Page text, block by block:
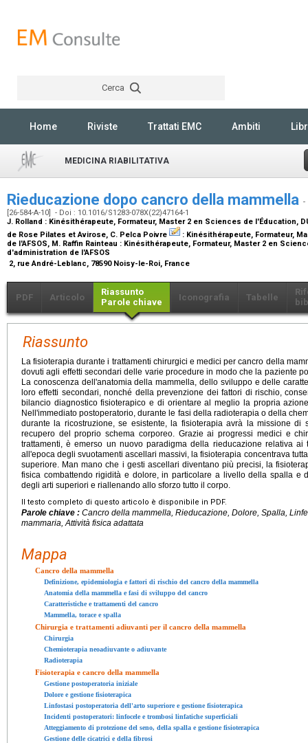
Cerca
Home Riviste Trattati EMC Ambiti
MEDICINA RIABILITATIVA
Rieducazione dopo cancro della mammella -
[26-584-A-10] - Doi : 10.1016/S1283-078X(22)47164-1
J. Rolland : Kinésithérapeute, Formateur, Master 2 en Sciences de l'Éducation,
de Rose Pilates et Avirose, C. Pelca Poivre : Kinésithérapeute, Formateur,
de l'AFSOS, M. Raffin Rainteau : Kinésithérapeute, Formateur, Master 2 en
d'administration de l'AFSOS
2, rue André-Leblanc, 78590 Noisy-le-Roi, France
PDF Articolo
Riassunto
Parole chiave
Iconografia Tabelle
Riassunto
La fisioterapia durante i trattamenti chirurgici e medici per cancro della
dovuti agli effetti secondari delle varie procedure in modo che la paziente
La conoscenza dell'anatomia della mammella, dello sviluppo e delle
loro effetti secondari, nonché della prevenzione dei fattori di rischio,
bilancio diagnostico fisioterapico e di orientare al meglio la propria
Nell'immediato postoperatorio, durante le fasi della radioterapia o della
durante la ricostruzione, se esistente, la fisioterapia avrà la missione di
recupero del proprio schema corporeo. Grazie ai progressi medici e
trattamenti, è emerso un nuovo paradigma della rieducazione relativa ai
all'epoca degli svuotamenti ascellari massivi, la fisioterapia concentrava
superiore. Man mano che i gesti ascellari diventano più precisi, la
fisica combattendo rigidità e dolore, in particolare a livello della spalla e
degli arti superiori e riallenando allo sforzo tutto il corpo.
Il testo completo di questo articolo è disponibile in PDF.
Parole chiave : Cancro della mammella, Rieducazione, Dolore, Spalla,
mammaria, Attività fisica adattata
Mappa
Cancro della mammella
Definizione, epidemiologia e fattori di rischio del cancro della mammella
Anatomia della mammella e fasi di sviluppo del cancro
Caratteristiche e trattamenti del cancro
Mammella, torace e spalla
Chirurgia e trattamenti adiuvanti per il cancro della mammella
Chirurgia
Chemioterapia neoadiuvante o adiuvante
Radioterapia
Fisioterapia e cancro della mammella
Gestione postoperatoria iniziale
Dolore e gestione fisioterapica
Linfostasi postoperatoria dell'arto superiore e gestione fisioterapica
Incidenti postoperatori: linfocele e trombosi linfatiche superficiali
Atteggiamento di protezione del seno, della spalla e gestione fisioterapica
Gestione delle cicatrici e della fibrosi